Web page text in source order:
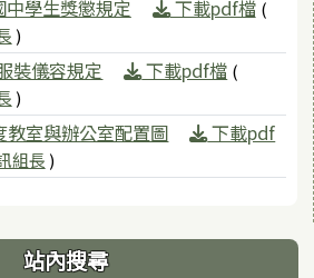
中學生獎懲規定 下載pdf檔 (
)
裝儀容規定 下載pdf檔 (
)
教室與辦公室配置圖
下載pdf
組長 )
站內搜尋